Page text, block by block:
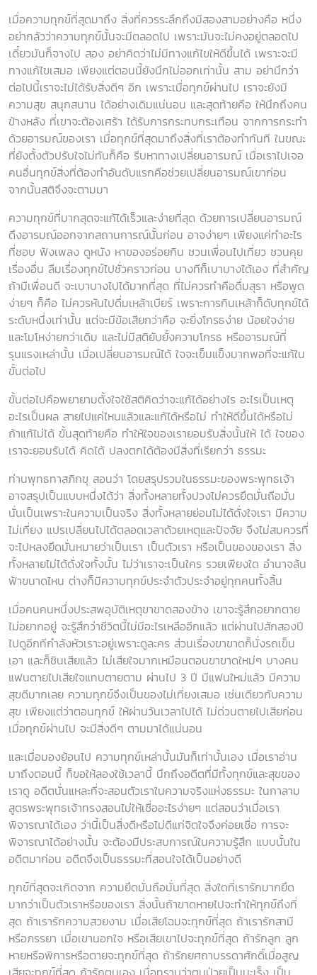
เมื่อความทุกข์ที่สุดมาถึง สิ่งที่ควรระลึกถึงมีสองสามอย่างคือ หนึ่ง
อย่ากลัวว่าความทุกข์นั้นจะมีตลอดไป เพราะมันจะไม่คงอยู่ตลอดไป
เดี๋ยวมันก็จางไป สอง อย่าคิดว่าไม่มีทางแก้ไขให้ดีขึ้นได้ เพราะจะมี
ทางแก้ไขเสมอ เพียงแต่ตอนนี้ยังนึกไม่ออกเท่านั้น สาม อย่านึกว่า
ต่อไปนี้เราจะไม่ได้รับสิ่งดีๆ อีก เพราะเมื่อทุกข์ผ่านไป เราจะยังมี
ความสุข สนุกสนาน ได้อย่างเดิมแน่นอน และสุดท้ายคือ ให้นึกถึงคน
ข้างหลัง ที่เขาจะต้องเศร้า ได้รับการกระทบกระเทือน จากการกระทำ
ด้วยอารมณ์ของเรา เมื่อทุกข์ที่สุดมาถึงสิ่งที่เราต้องทำทันที ในขณะ
ที่ยังตั้งตัวปรับใจไม่ทันก็คือ รีบหาทางเปลี่ยนอารมณ์ เมื่อเราไปเจอ
คนอื่นทุกข์สิ่งที่ต้องทำอันดับแรกคือช่วยเปลี่ยนอารมณ์เขาก่อน
จากนั้นสติจึงจะตามมา
ความทุกข์ที่มากสุดจะแก้ได้เร็วและง่ายที่สุด ด้วยการเปลี่ยนอารมณ์
ดึงอารมณ์ออกจากสถานการณ์นั้นก่อน อาจง่ายๆ เพียงแค่ทำอะไร
ที่ชอบ ฟังเพลง ดูหนัง หาของอร่อยกิน ชวนเพื่อนไปเที่ยว ชวนคุย
เรื่องอื่น ลืมเรื่องทุกข์ไปชั่วคราวก่อน บางทีก็เบาบางได้เอง ที่สำคัญ
ถ้ามีเพื่อนดี จะเบาบางไปได้มากที่สุด ที่ไม่ควรทำคือดื่มสุรา หรือพูด
ง่ายๆ ก็คือ ไม่ควรหันไปดื่มเหล้าเบียร์ เพราะการกินเหล้าก็ดับทุกข์ได้
ระดับหนึ่งเท่านั้น แต่จะมีข้อเสียกว่าคือ จะยิ่งโกรธง่าย น้อยใจง่าย
และโมโหง่ายกว่าเดิม และไม่มีสติยับยั้งความโกรธ หรืออารมณ์ที่
รุนแรงเหล่านั้น เมื่อเปลี่ยนอารมณ์ได้ ใจจะเข็มแข็งมากพอที่จะแก้ใน
ขั้นต่อไป
ขั้นต่อไปคือพยายามตั้งใจใช้สติคิดว่าจะแก้ได้อย่างไร อะไรเป็นเหตุ
อะไรเป็นผล สายไปแค่ไหนแล้วและแก้ได้หรือไม่ ทำให้ดีขึ้นได้หรือไม่
ถ้าแก้ไม่ได้ ขั้นสุดท้ายคือ ทำให้ใจของเรายอมรับสิ่งนั้นให้ ได้ ใจของ
เราจะยอมรับได้ คิดได้ ปลงตกได้ต้องมีสิ่งที่เรียกว่า ธรรมะ
ท่านพุทธทาสภิกขุ สอนว่า โดยสรุปรวมในธรรมะของพระพุทธเจ้า
อาจสรุปเป็นแบบหนึ่งได้ว่า สิ่งทั้งหลายทั้งปวงไม่ควรยึดมั่นถือมั่น
นั่นเป็นเพราะในความเป็นจริง สิ่งทั้งหลายย่อมไม่ได้ดั่งใจเรา มีความ
ไม่เที่ยง แปรเปลี่ยนไปได้ตลอดเวลาด้วยเหตุและปัจจัย จึงไม่สมควรที่
จะไปหลงยึดมั่นหมายว่าเป็นเรา เป็นตัวเรา หรือเป็นของของเรา สิ่ง
ทั้งหลายไม่ได้ดั่งใจทั้งนั้น ไม่ว่าเราจะเป็นใคร รวยเพียงใด อำนาจล้น
ฟ้าขนาดไหน ต่างก็มีความทุกข์ประจำตัวประจำอยู่ทุกคนทั้งสิ้น
เมื่อคนคนหนึ่งประสพอุบัติเหตุขาขาดสองข้าง เขาจะรู้สึกอยากตาย
ไม่อยากอยู่ จะรู้สึกว่าชีวิตนี้ไม่มีอะไรเหลืออีกแล้ว แต่ผ่านไปสักสองปี
ไปดูอีกทีกำลังหัวเราะอยู่เพราะดูละคร ส่วนเรื่องขาขาดก็นั่งรถเข็น
เอา และก็ชินเสียแล้ว ไม่เสียใจมากเหมือนตอนขาขาดใหม่ๆ บางคน
แฟนตายไปเสียใจแทบตายตาม ผ่านไป 3 ปี มีแฟนใหม่แล้ว มีความ
สุขดีมากเลย ความทุกข์จึงเป็นของไม่เที่ยงเสมอ เช่นเดียวกับความ
สุข เพียงแต่ว่าตอนทุกข์ ให้ผ่านวันเวลาไปได้ ไม่ด่วนตายไปเสียก่อน
เมื่อทุกข์ผ่านไป จะมีสิ่งดีๆ ตามมาได้แน่นอน
และเมื่อมองย้อนไป ความทุกข์เหล่านั้นมันก็เท่านั้นเอง เมื่อเราอ่าน
มาถึงตอนนี้ ก็ขอให้ลองใช้เวลานี้ นึกถึงอดีตที่มีทั้งทุกข์และสุขของ
เราดู อดีตนั่นแหละที่จะสอนตัวเราในความจริงแห่งธรรมะ ในกาลาม
สูตรพระพุทธเจ้าทรงสอนไม่ให้เชื่ออะไรง่ายๆ แต่สอนว่าเมื่อเรา
พิจารณาได้เอง ว่านี้เป็นสิ่งดีหรือไม่ดีแก่จิตใจจึงค่อยเชื่อ การจะ
พิจารณาได้อย่างนั้น จะต้องมีประสบการณ์ในความรู้สึก แบบนั้นใน
อดีตมาก่อน อดีตจึงเป็นธรรมะที่สอนใจได้เป็นอย่างดี
ทุกข์ที่สุดจะเกิดจาก ความยึดมั่นถือมั่นที่สุด สิ่งใดที่เรารักมากยึด
มากว่าเป็นตัวเราหรือของเรา สิ่งนั้นถ้าขาดหายไปจะทำให้ทุกข์ถึงที่
สุด ถ้าเรารักความสวยงาม เมื่อเสียโฉมจะทุกข์ที่สุด ถ้าเรารักสามี
หรือภรรยา เมื่อเขานอกใจ หรือเสียเขาไปจะทุกข์ที่สุด ถ้ารักลูก ลูก
หายหรือพิการหรือตายจะทุกข์ที่สุด ถ้ารักยศถาบรรดาศักดิ์เมื่อสูญ